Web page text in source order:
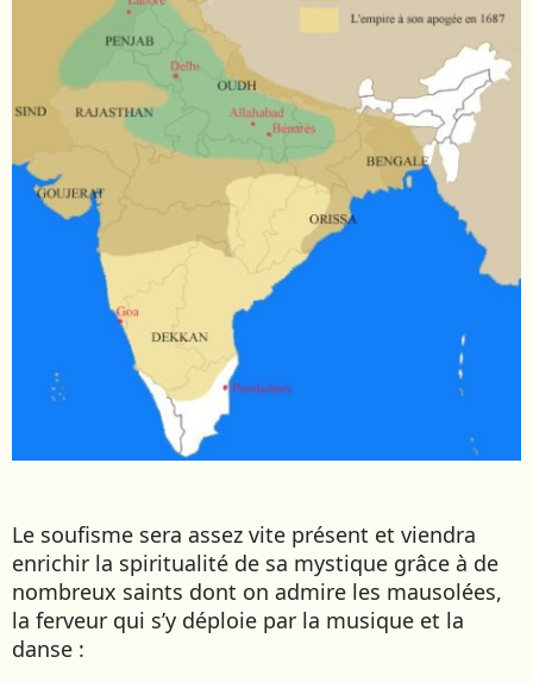
Le soufisme sera assez vite présent et viendra
enrichir la spiritualité de sa mystique grâce à de
nombreux saints dont on admire les mausolées,
la ferveur qui s’y déploie par la musique et la
danse :